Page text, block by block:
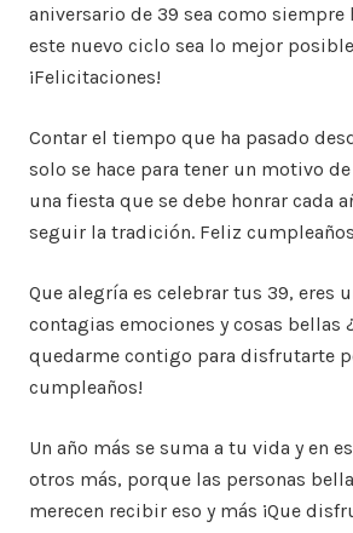
aniversario de 39 sea como siempre
este nuevo ciclo sea lo mejor
¡Felicitaciones!
Contar el tiempo que ha pasado
solo se hace para tener un motivo
una fiesta que se debe honrar cada
seguir la tradición. Feliz
Que alegría es celebrar tus 39, eres
contagias emociones y cosas bellas
quedarme contigo para disfrutarte
cumpleaños!
Un año más se suma a tu vida y en
otros más, porque las personas
merecen recibir eso y más ¡Que